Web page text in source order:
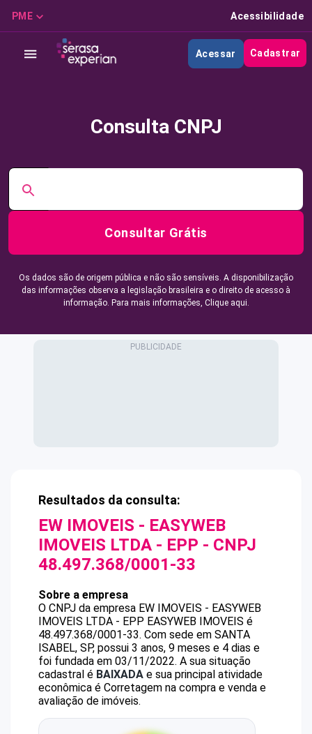
PME Acessibilidade
Acessar Cadastrar
Consulta CNPJ
Consultar Grátis
Os dados são de origem pública e não são sensíveis. A disponibilização
das informações observa a legislação brasileira e o direito de acesso à
informação. Para mais informações, Clique aqui.
Resultados da consulta:
EW IMOVEIS - EASYWEB
IMOVEIS LTDA - EPP - CNPJ
48.497.368/0001-33
Sobre a empresa
O CNPJ da empresa EW IMOVEIS - EASYWEB
IMOVEIS LTDA - EPP EASYWEB IMOVEIS é
48.497.368/0001-33. Com sede em SANTA
ISABEL, SP, possui 3 anos, 9 meses e 4 dias e
foi fundada em 03/11/2022. A sua situação
cadastral é BAIXADA e sua principal atividade
econômica é Corretagem na compra e venda e
avaliação de imóveis.